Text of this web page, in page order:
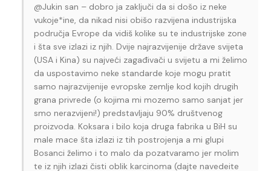
@Jukin san – dobro ja zaključi da si došo iz neke
vukoje*ine, da nikad nisi obišo razvijena industrijska
područja Evrope da vidiš kolike su te industrijske zone
i šta sve izlazi iz njih. Dvije najrazvijenije države svijeta
(USA i Kina) su najveći zagađivači u svijetu a mi želimo
da uspostavimo neke standarde koje mogu pratit
samo najrazvijenije evropske zemlje kod kojih drugih
grana privrede (o kojima mi mozemo samo sanjat jer
smo nerazvijeni!) predstavljaju 90% društvenog
proizvoda. Koksara i bilo koja druga fabrika u BiH su
male mace šta izlazi iz tih postrojenja a mi glupi
Bosanci želimo i to malo da pozatvaramo jer molim
te iz njih izlazi čisti oblik karcinoma (dajte navedeite